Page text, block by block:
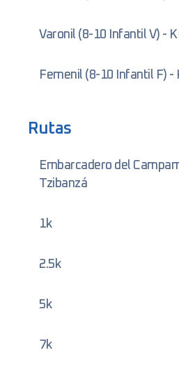
Varonil (8-10 Infantil V) -
Femenil (8-10 Infantil F) -
Rutas
Embarcadero del
Tzibanzá
1k
2.5k
5k
7k